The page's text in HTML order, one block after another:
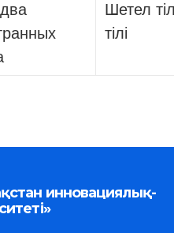
Шетел
тілі
инновациялық-